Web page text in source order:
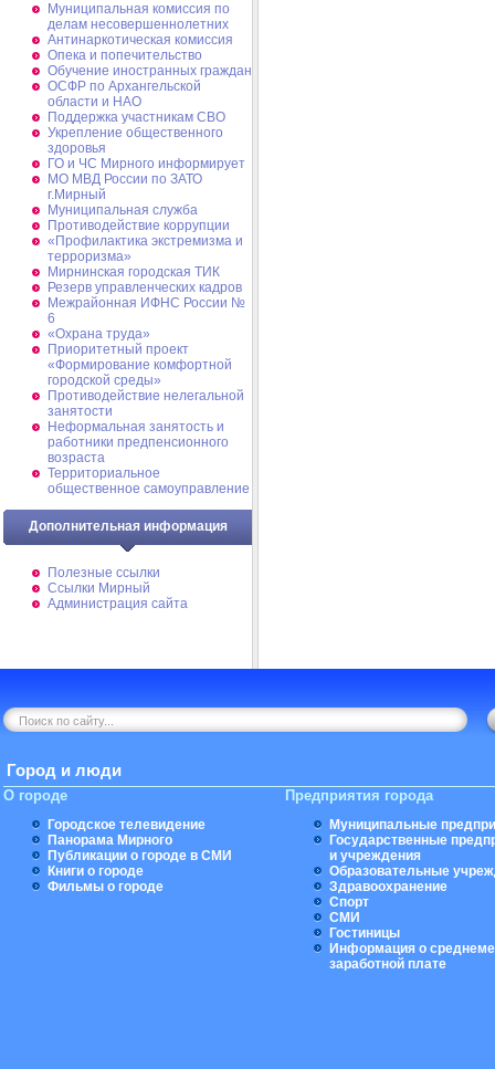
Муниципальная комиссия по
делам несовершеннолетних
Антинаркотическая комиссия
Опека и попечительство
Обучение иностранных граждан
ОСФР по Архангельской
области и НАО
Поддержка участникам СВО
Укрепление общественного
здоровья
ГО и ЧС Мирного информирует
МО МВД России по ЗАТО
г.Мирный
Муниципальная cлужба
Противодействие коррупции
«Профилактика экстремизма и
терроризма»
Мирнинская городская ТИК
Резерв управленческих кадров
Межрайонная ИФНС России №
6
«Охрана труда»
Приоритетный проект
«Формирование комфортной
городской среды»
Противодействие нелегальной
занятости
Неформальная занятость и
работники предпенсионного
возраста
Территориальное
общественное самоуправление
Дополнительная информация
Полезные ссылки
Ссылки Мирный
Администрация сайта
Город и люди
О городе
Городское телевидение
Панорама Мирного
Публикации о городе в СМИ
Книги о городе
Фильмы о городе
Предприятия города
Муниципальные
Государственные
и учреждения
Образовательные
Здравоохранение
Спорт
СМИ
Гостиницы
Информация о
заработной плате